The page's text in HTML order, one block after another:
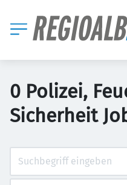
0 Polizei,
Sicherheit